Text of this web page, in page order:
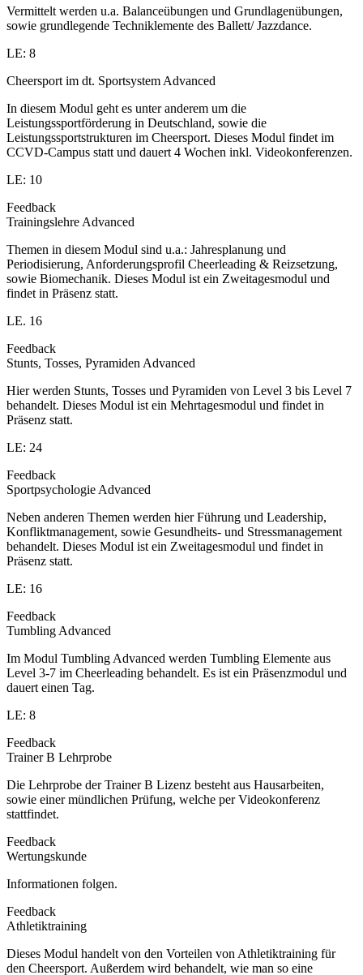
Vermittelt werden u.a. Balanceübungen und Grundlagenübungen,
sowie grundlegende Techniklemente des Ballett/ Jazzdance.
LE: 8
Cheersport im dt. Sportsystem Advanced
In diesem Modul geht es unter anderem um die
Leistungssportförderung in Deutschland, sowie die
Leistungssportstrukturen im Cheersport. Dieses Modul findet im
CCVD-Campus statt und dauert 4 Wochen inkl. Videokonferenzen.
LE: 10
Feedback
Trainingslehre Advanced
Themen in diesem Modul sind u.a.: Jahresplanung und
Periodisierung, Anforderungsprofil Cheerleading & Reizsetzung,
sowie Biomechanik. Dieses Modul ist ein Zweitagesmodul und
findet in Präsenz statt.
LE. 16
Feedback
Stunts, Tosses, Pyramiden Advanced
Hier werden Stunts, Tosses und Pyramiden von Level 3 bis Level 7
behandelt. Dieses Modul ist ein Mehrtagesmodul und findet in
Präsenz statt.
LE: 24
Feedback
Sportpsychologie Advanced
Neben anderen Themen werden hier Führung und Leadership,
Konfliktmanagement, sowie Gesundheits- und Stressmanagement
behandelt. Dieses Modul ist ein Zweitagesmodul und findet in
Präsenz statt.
LE: 16
Feedback
Tumbling Advanced
Im Modul Tumbling Advanced werden Tumbling Elemente aus
Level 3-7 im Cheerleading behandelt. Es ist ein Präsenzmodul und
dauert einen Tag.
LE: 8
Feedback
Trainer B Lehrprobe
Die Lehrprobe der Trainer B Lizenz besteht aus Hausarbeiten,
sowie einer mündlichen Prüfung, welche per Videokonferenz
stattfindet.
Feedback
Wertungskunde
Informationen folgen.
Feedback
Athletiktraining
Dieses Modul handelt von den Vorteilen von Athletiktraining für
den Cheersport. Außerdem wird behandelt, wie man so eine